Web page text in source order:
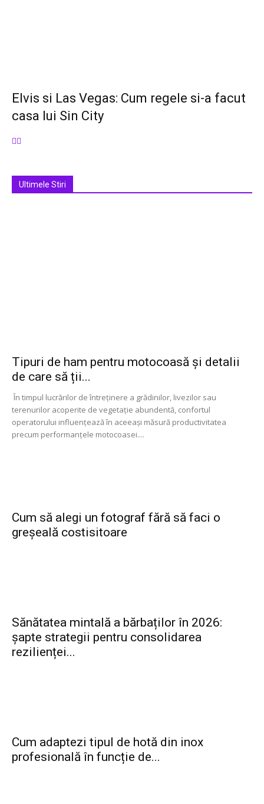
Elvis si Las Vegas: Cum regele si-a facut
casa lui Sin City
Ultimele Stiri
Tipuri de ham pentru motocoasă și detalii
de care să ții...
În timpul lucrărilor de întreținere a grădinilor, livezilor sau
terenurilor acoperite de vegetație abundentă, confortul
operatorului influențează în aceeași măsură productivitatea
precum performanțele motocoasei....
Cum să alegi un fotograf fără să faci o
greșeală costisitoare
Sănătatea mintală a bărbaților în 2026:
șapte strategii pentru consolidarea
rezilienței...
Cum adaptezi tipul de hotă din inox
profesională în funcție de...